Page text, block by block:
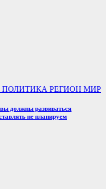
ПОЛИТИКА РЕГИОН МИР
должны развиваться
не планируем